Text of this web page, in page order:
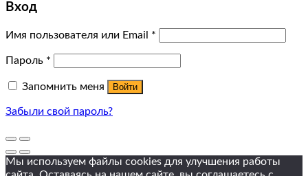
Вход
Имя пользователя или Email *
Пароль *
Запомнить меня Войти
Забыли свой пароль?
Мы используем файлы cookies для улучшения работы